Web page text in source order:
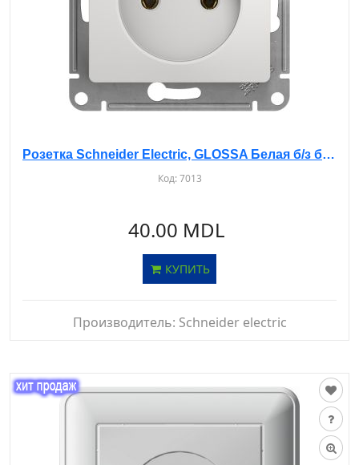
Розетка Schneider Electric, GLOSSA Белая б/з без рамки, GSL000141
Код:7013
40.00 MDL
КУПИТЬ
Производитель: Schneider electric